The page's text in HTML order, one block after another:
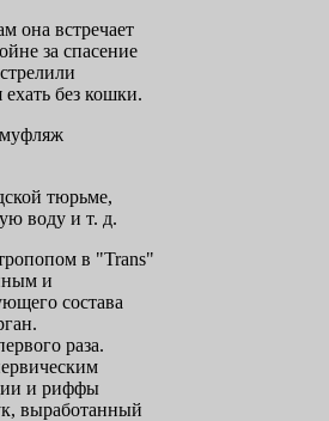
она встречает
за спасение
без кошки.
тюрьме,
воду и т. д.
в "Trans"
и
состава
раза.
и риффы
выработанный